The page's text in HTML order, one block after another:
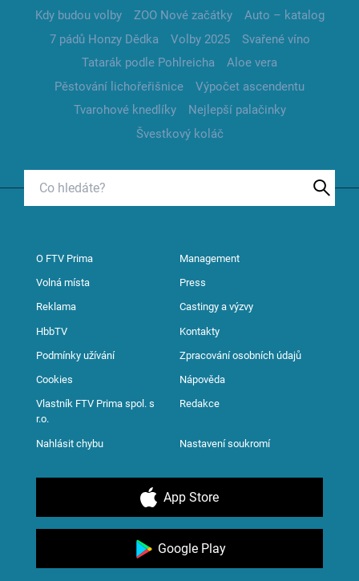
Kdy budou volby
ZOO Nové začátky
Auto – katalog
7 pádů Honzy Dědka
Volby 2025
Svařené víno
Tatarák podle Pohlreicha
Aloe vera
Pěstování lichořeřišnice
Výpočet ascendentu
Tvarohové knedlíky
Nejlepší palačinky
Švestkový koláč
O FTV Prima Management
Volná místa Press
Reklama Castingy a výzvy
HbbTV Kontakty
Podmínky užívání Zpracování osobních údajů
Cookies Nápověda
Vlastník FTV Prima spol. s
r.o.
Redakce
Nahlásit chybu Nastavení soukromí
App Store
Google Play